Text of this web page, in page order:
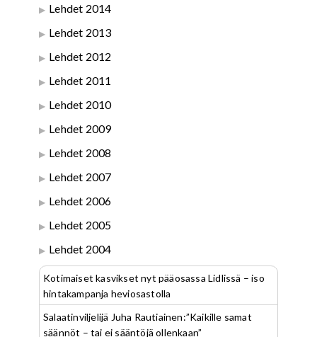
Lehdet 2014
Lehdet 2013
Lehdet 2012
Lehdet 2011
Lehdet 2010
Lehdet 2009
Lehdet 2008
Lehdet 2007
Lehdet 2006
Lehdet 2005
Lehdet 2004
Kotimaiset kasvikset nyt pääosassa Lidlissä – iso
hintakampanja heviosastolla
Salaatinviljelijä Juha Rautiainen:”Kaikille samat
säännöt – tai ei sääntöjä ollenkaan”